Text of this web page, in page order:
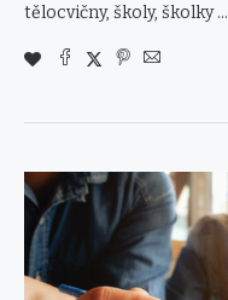
tělocvičny, školy, školky …